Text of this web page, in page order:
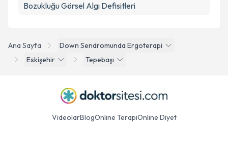
Ana Sayfa
Down Sendromunda Ergoterapi
Eskişehir
Tepebaşı
Bozukluğu Görsel Algı Defisitleri
VideolarBlogOnline TerapiOnline Diyet